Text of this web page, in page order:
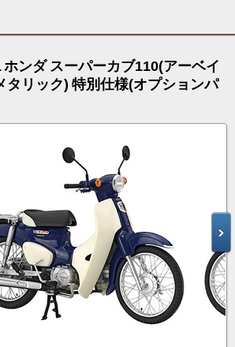
ホンダ スーパーカブ110(アーベイ
タリック) 特別仕様(オプションパ